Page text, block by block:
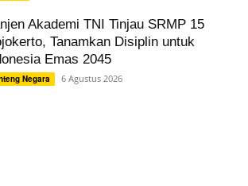
Akademi TNI Tinjau SRMP 15
Tanamkan Disiplin untuk
Emas 2045
Negara 6 Agustus 2026